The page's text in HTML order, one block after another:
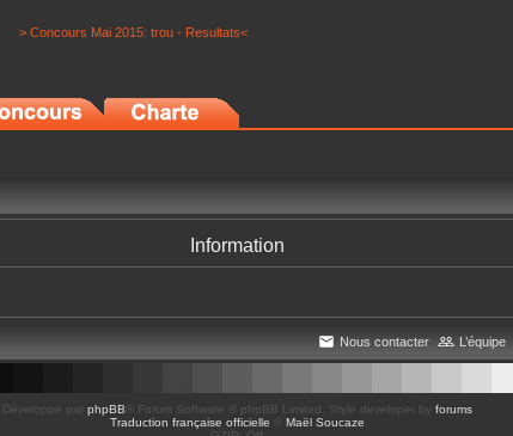
> Concours Mai 2015: trou - Resultats<
Information
L’équipe
Nous contacter
Développé par phpBB ® Forum Software © phpBB Limited , Style developer by forums
Traduction française officielle
Maël Soucaze